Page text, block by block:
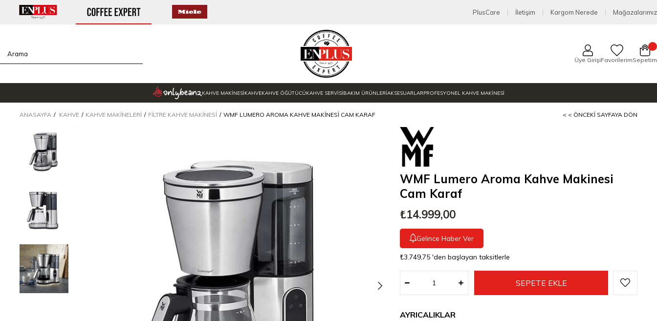
PlusCare İletişim Kargom Nerede Mağazalarımız
Üye GirişiFavorilerimSepetim
KAHVE MAKİNESİKAHVEKAHVE ÖĞÜTÜCÜKAHVE SERVİSİBAKIM ÜRÜNLERİAKSESUARLARPROFESYONEL KAHVE MAKİNESİ
ANASAYFA KAHVE KAHVE MAKINELERI FILTRE KAHVE MAKINESI WMF LUMERO AROMA KAHVE MAKINESI CAM KARAF < < ÖNCEKI SAYFAYA DÖN
WMF Lumero Aroma Kahve Makinesi
Cam Karaf
₺14.999,00
Gelince Haber Ver
₺3.749,75 'den başlayan taksitlerle
AYRICALIKLAR